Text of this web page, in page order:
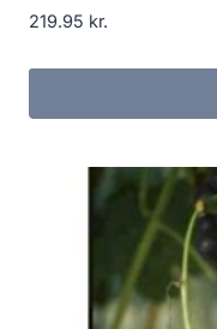
219.95 kr.